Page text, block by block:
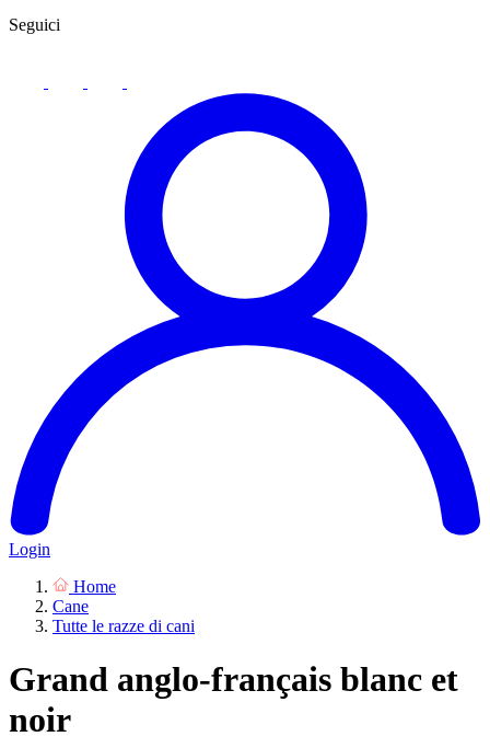
Seguici
Login
Home
Cane
Tutte le razze di cani
Grand anglo-français blanc et
noir